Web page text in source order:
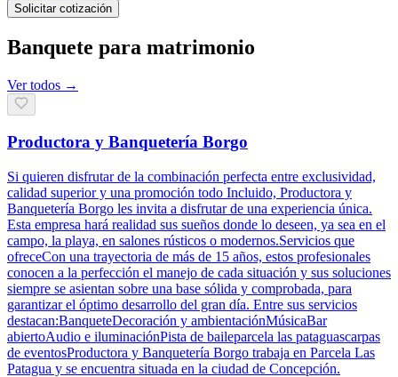
Solicitar cotización
Banquete para matrimonio
Ver todos →
Productora y Banquetería Borgo
Si quieren disfrutar de la combinación perfecta entre exclusividad,
calidad superior y una promoción todo Incluido, Productora y
Banquetería Borgo les invita a disfrutar de una experiencia única.
Esta empresa hará realidad sus sueños donde lo deseen, ya sea en el
campo, la playa, en salones rústicos o modernos.Servicios que
ofreceCon una trayectoria de más de 15 años, estos profesionales
conocen a la perfección el manejo de cada situación y sus soluciones
siempre se asientan sobre una base sólida y comprobada, para
garantizar el óptimo desarrollo del gran día. Entre sus servicios
destacan:BanqueteDecoración y ambientaciónMúsicaBar
abiertoAudio e iluminaciónPista de baileparcela las pataguascarpas
de eventosProductora y Banquetería Borgo trabaja en Parcela Las
Patagua y se encuentra situada en la ciudad de Concepción.